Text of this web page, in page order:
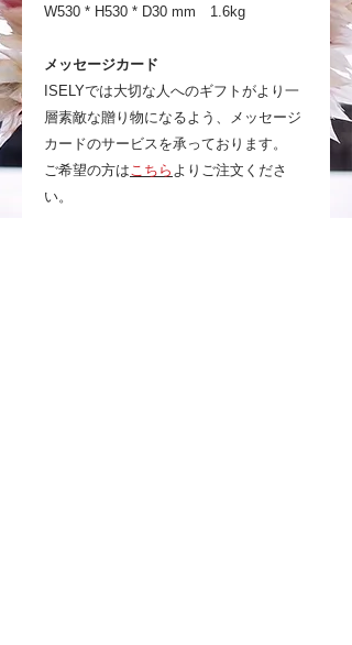
W530 * H530 * D30 mm 1.6kg
メッセージカード
ISELYでは大切な人へのギフトがより一
層素敵な贈り物になるよう、メッセージ
カードのサービスを承っております。
ご希望の方はこちら よりご注文くださ
い。